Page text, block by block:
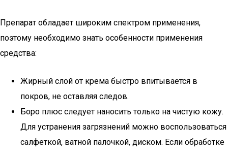
Препарат обладает широким спектром применения,
поэтому необходимо знать особенности применения
средства:
Жирный слой от крема быстро впитывается в
покров, не оставляя следов.
Боро плюс следует наносить только на чистую кожу.
Для устранения загрязнений можно воспользоваться
салфеткой, ватной палочкой, диском. Если обработке